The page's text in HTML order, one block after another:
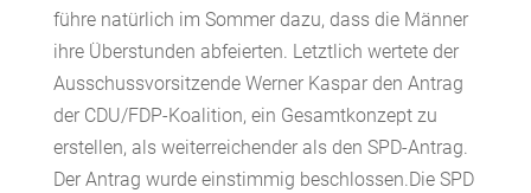
führe natürlich im Sommer dazu, dass die Männer
ihre Überstunden abfeierten. Letztlich wertete der
Ausschussvorsitzende Werner Kaspar den Antrag
der CDU/FDP-Koalition, ein Gesamtkonzept zu
erstellen, als weiterreichender als den SPD-Antrag.
Der Antrag wurde einstimmig beschlossen.Die SPD